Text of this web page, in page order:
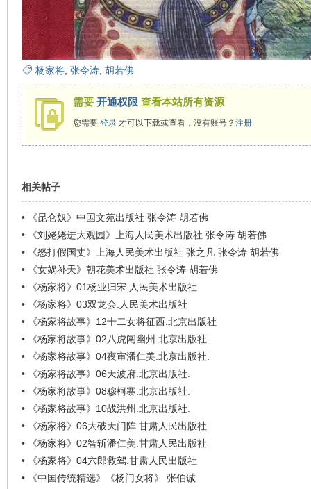
杨家将, 张令涛, 胡若佛
需要 开通权限 查看本站所有资源
您需要 登录才可以下载或查看，没有账号？ 注册
相关帖子
•
《昆仑奴》中国文苑出版社 张令涛 胡若佛
•
《刘姥姥进大观园》上海人民美术出版社 张令涛 胡若佛
•
《怒打假国丈》上海人民美术出版社 张之凡 张令涛 胡若佛
•
《女娲补天》朝花美术出版社 张令涛 胡若佛
•
《杨家将》01杨业归宋.人民美术出版社
•
《杨家将》03双龙会.人民美术出版社
•
《杨家将故事》12十二女将征西.北京出版社
•
《杨家将故事》02八虎闯幽州.北京出版社.
•
《杨家将故事》04夜审潘仁美.北京出版社.
•
《杨家将故事》06天波府.北京出版社.
•
《杨家将故事》08穆柯寨.北京出版社.
•
《杨家将故事》10战洪州.北京出版社.
•
《杨家将》06大破天门阵.甘肃人民出版社
•
《杨家将》02智斩潘仁美.甘肃人民出版社
•
《杨家将》04六郎救驾.甘肃人民出版社
•
《中国传统精选》《杨门女将》 张伯诚